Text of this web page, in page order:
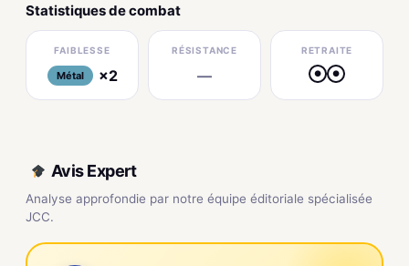
Statistiques de combat
FAIBLESSE
Métal ×2
RÉSISTANCE
—
RETRAITE
● ●
Avis Expert
Analyse approfondie par notre équipe éditoriale spécialisée
JCC.